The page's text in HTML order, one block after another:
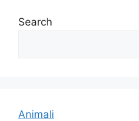
Search
Animali